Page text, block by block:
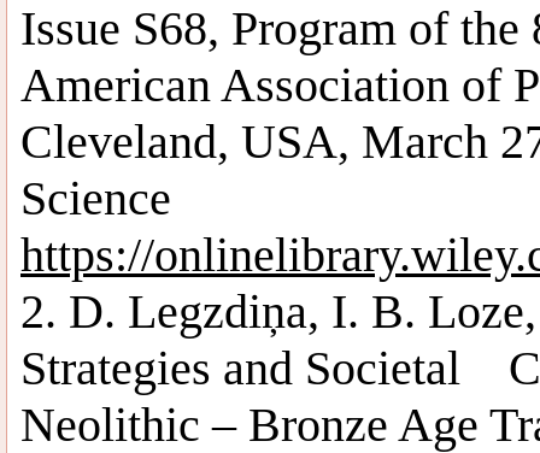
Issue S68, Program of
American Association of
Cleveland, USA, March
Science
https://
2. D. Legzdiņa, I. B.
Strategies and Societal
Neolithic – Bronze Age